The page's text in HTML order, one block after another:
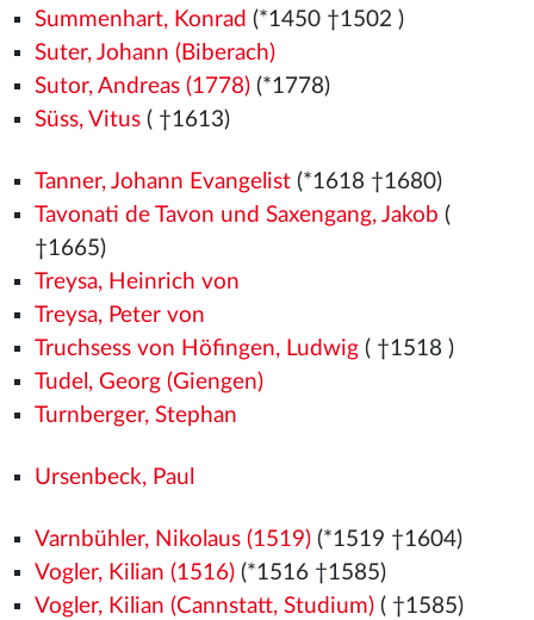
Summenhart, Konrad (*1450 †1502 )
Suter, Johann (Biberach)
Sutor, Andreas (1778)(*1778)
Süss, Vitus( †1613)
Tanner, Johann Evangelist(*1618 †1680)
Tavonati de Tavon und Saxengang, Jakob (
†1665)
Treysa, Heinrich von
Treysa, Peter von
Truchsess von Höfingen, Ludwig( †1518 )
Tudel, Georg (Giengen)
Turnberger, Stephan
Ursenbeck, Paul
Varnbühler, Nikolaus (1519)(*1519 †1604)
Vogler, Kilian (1516)(*1516 †1585)
Vogler, Kilian (Cannstatt, Studium)( †1585)